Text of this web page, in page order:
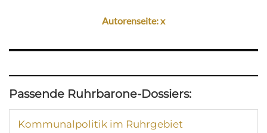
Autorenseite: x
Passende Ruhrbarone-Dossiers:
Kommunalpolitik im Ruhrgebiet